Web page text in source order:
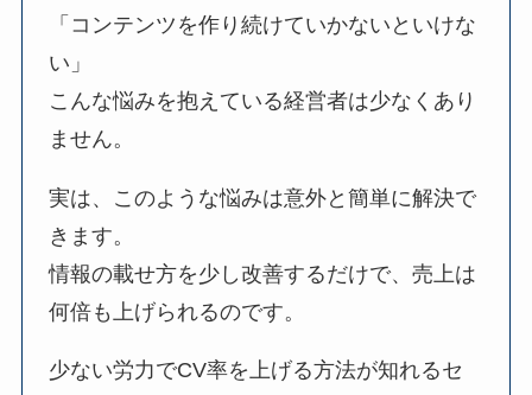
「コンテンツを作り続けていかないといけな
い」
こんな悩みを抱えている経営者は少なくあり
ません。
実は、このような悩みは意外と簡単に解決で
きます。
情報の載せ方を少し改善するだけで、売上は
何倍も上げられるのです。
少ない労力でCV率を上げる方法が知れるセ